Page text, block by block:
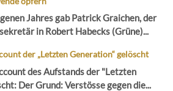
Jahres gab Patrick Graichen, der
in Robert Habecks (Grüne)...
der „Letzten Generation“ gelöscht
des Aufstands der "Letzten
Der Grund: Verstösse gegen die...